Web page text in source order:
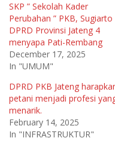
SKP ” Sekolah Kader
Perubahan ” PKB, Sugiarto
DPRD Provinsi Jateng 4
menyapa Pati-Rembang
December 17, 2025
In "UMUM"
DPRD PKB Jateng
petani menjadi profesi
menarik.
February 14, 2025
In "INFRASTRUKTUR"